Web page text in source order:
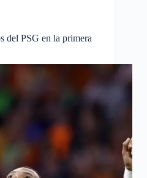
del PSG en la primera